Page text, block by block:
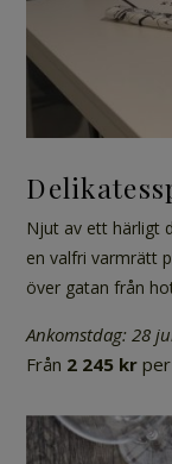
Njut av ett härligt
en valfri varmrätt
över gatan från
Ankomstdag: 28
Från 2 245 kr